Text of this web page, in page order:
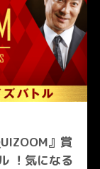
』賞
！気になる